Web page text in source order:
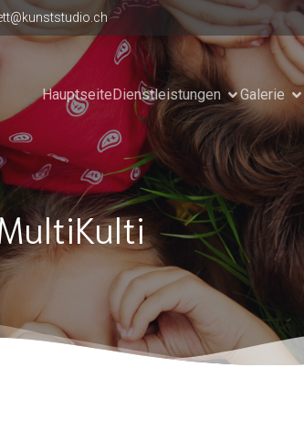
HauptseiteDienstleistungen Galerie